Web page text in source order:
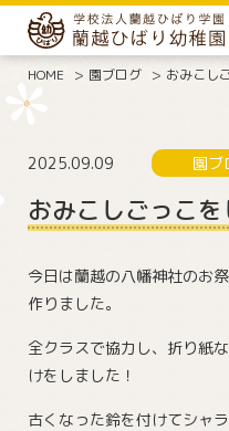
HOME 園ブログ おみこし
2025.09.09 園ブ
おみこしごっこを
今日は蘭越の八幡神社のお
作りました。
全クラスで協力し、折り紙
けをしました！
古くなった鈴を付けてシャ